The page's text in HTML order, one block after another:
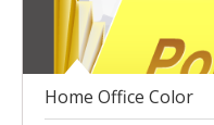
Home Office Color